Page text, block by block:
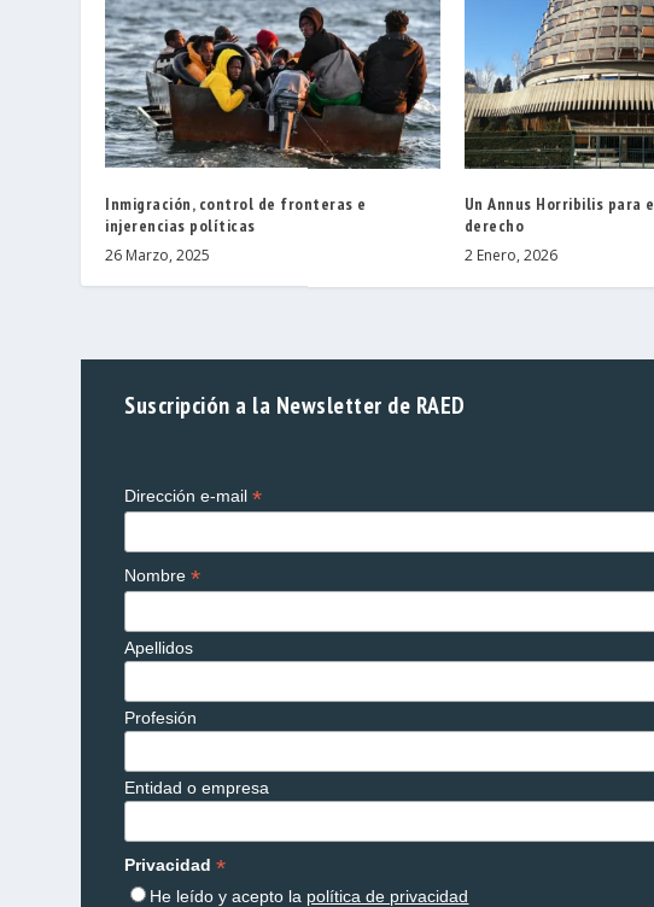
Inmigración, control de fronteras e
injerencias políticas
26 Marzo, 2025
Un Annus Horribilis para
derecho
2 Enero, 2026
Suscripción a la Newsletter de RAED
Dirección e-mail*
Nombre*
Apellidos
Profesión
Entidad o empresa
Privacidad*
He leído y acepto la política de privacidad